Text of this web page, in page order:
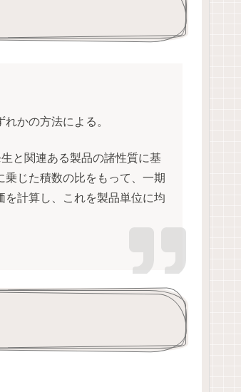
かの方法による。
と関連ある製品の諸性質に基
じた積数の比をもって、一期
計算し、これを製品単位に均